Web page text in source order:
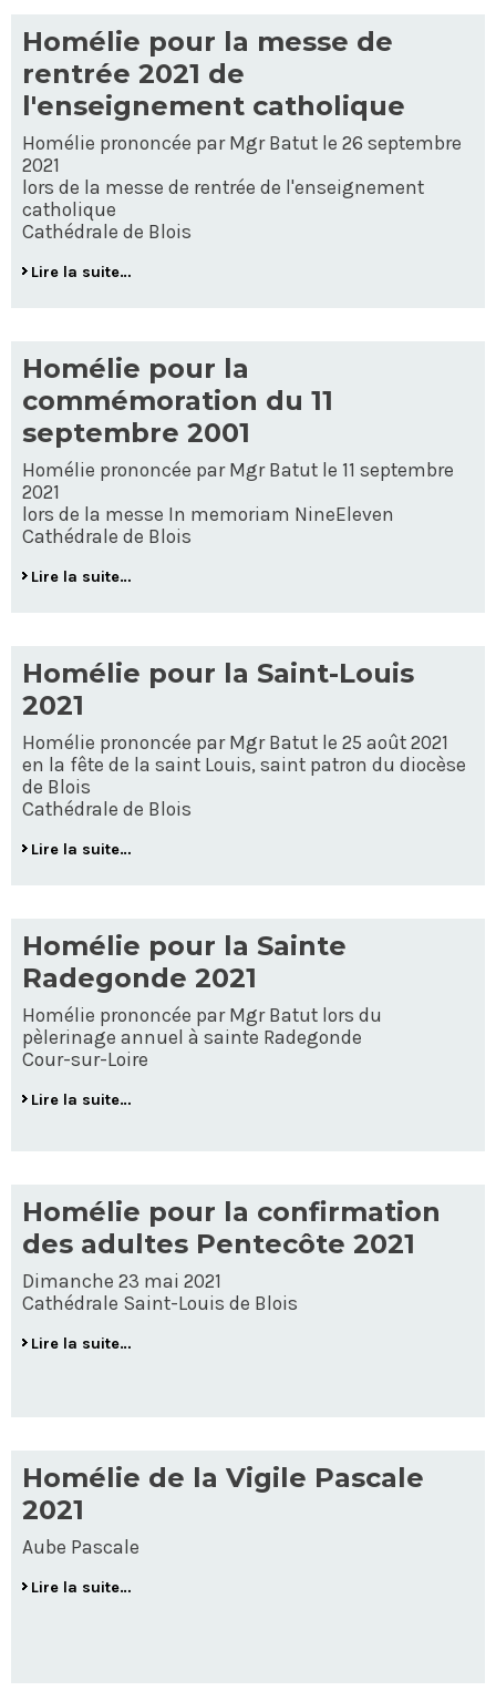
Homélie pour la messe de
rentrée 2021 de
l'enseignement catholique
Homélie prononcée par Mgr Batut le 26 septembre
2021
lors de la messe de rentrée de l'enseignement
catholique
Cathédrale de Blois
Lire la suite…
Homélie pour la
commémoration du 11
septembre 2001
Homélie prononcée par Mgr Batut le 11 septembre
2021
lors de la messe In memoriam NineEleven
Cathédrale de Blois
Lire la suite…
Homélie pour la Saint-Louis
2021
Homélie prononcée par Mgr Batut le 25 août 2021
en la fête de la saint Louis, saint patron du diocèse
de Blois
Cathédrale de Blois
Lire la suite…
Homélie pour la Sainte
Radegonde 2021
Homélie prononcée par Mgr Batut lors du
pèlerinage annuel à sainte Radegonde
Cour-sur-Loire
Lire la suite…
Homélie pour la confirmation
des adultes Pentecôte 2021
Dimanche 23 mai 2021
Cathédrale Saint-Louis de Blois
Lire la suite…
Homélie de la Vigile Pascale
2021
Aube Pascale
Lire la suite…